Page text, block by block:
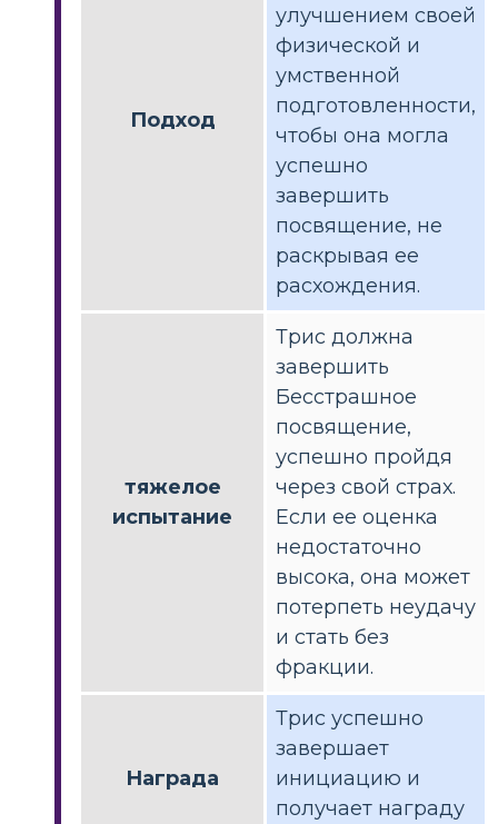
Подход
улучшением своей
физической и
умственной
подготовленности,
чтобы она могла
успешно
завершить
посвящение, не
раскрывая ее
расхождения.
тяжелое
испытание
Трис должна
завершить
Бесстрашное
посвящение,
успешно пройдя
через свой страх.
Если ее оценка
недостаточно
высока, она может
потерпеть неудачу
и стать без
фракции.
Награда
Трис успешно
завершает
инициацию и
получает награду